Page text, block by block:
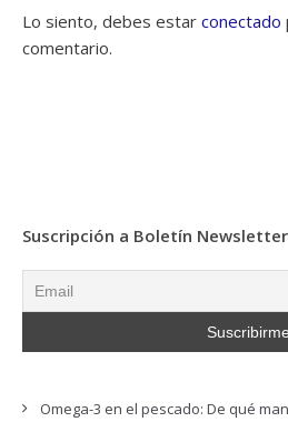
Lo siento, debes estar conectado
comentario.
Suscripción a Boletín Newsletter
Omega-3 en el pescado: De qué